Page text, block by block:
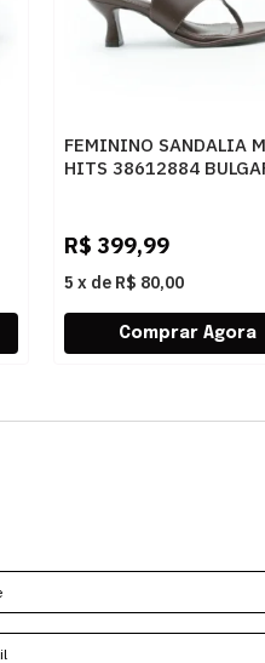
FEMININO SANDALIA
HITS 38612884
R$ 399,99
5 x de R$ 80,00